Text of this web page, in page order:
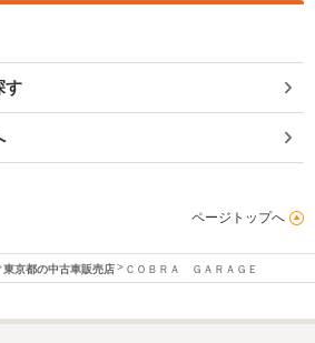
す
ページトップへ
東京都の中古車販売店 ＣＯＢＲＡ ＧＡＲＡＧＥ